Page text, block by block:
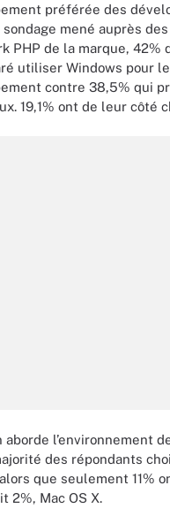
préférée des
sondage mené auprès
PHP de la marque, 42%
utiliser Windows pour
contre 38,5% qui
19,1% ont de leur côté
aborde l’environnement
des répondants
que seulement 11%
2%, Mac OS X.